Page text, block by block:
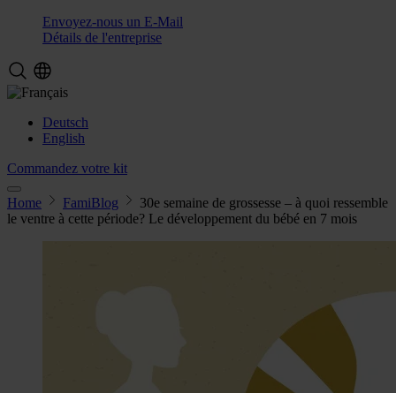
Envoyez-nous un E-Mail
Détails de l'entreprise
Deutsch
English
Commandez votre kit
Home FamiBlog
30e semaine de grossesse – à quoi ressemble
le ventre à cette période? Le développement du bébé en 7 mois